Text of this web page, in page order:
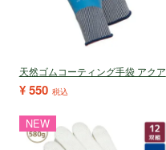
天然ゴムコーティング手袋 アクア
¥550 税込
NEW